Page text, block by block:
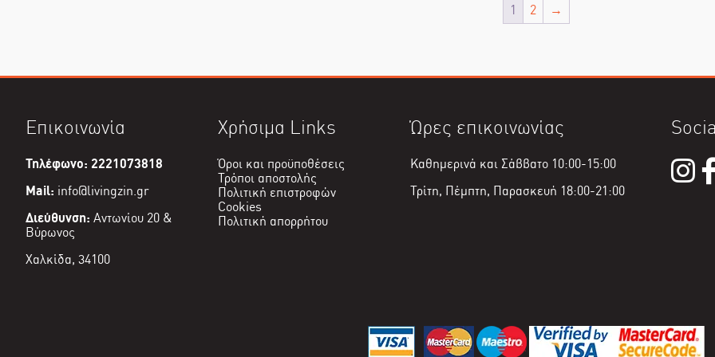
1 2 →
Επικοινωνία
Τηλέφωνο: 2221073818
Mail: info@livingzin.gr
Διεύθυνση: Αντωνίου 20 &
Βύρωνος
Χαλκίδα, 34100
Χρήσιμα Links
Όροι και προϋποθέσεις
Τρόποι αποστολής
Πολιτική επιστροφών
Cookies
Πολιτική απορρήτου
Ώρες επικοινωνίας
Καθημερινά και Σάββατο 10:00-15:00
Τρίτη, Πέμπτη, Παρασκευή 18:00-21:00